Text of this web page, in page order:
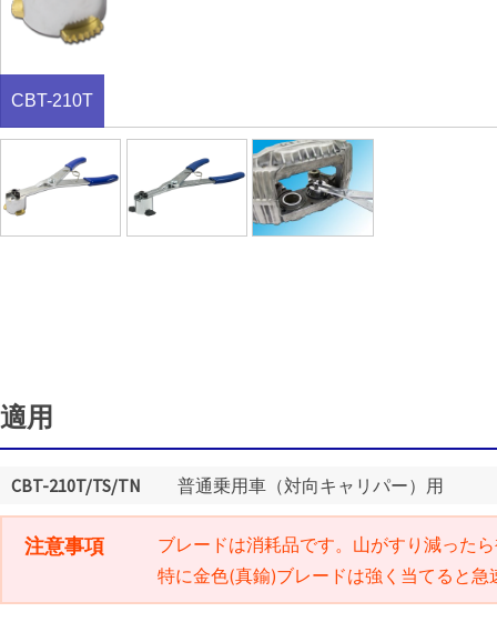
CBT-210T
適用
CBT-210T/TS/TN 普通乗用車（対向キャリパー）用
注意事項
ブレードは消耗品です。山がすり減った
特に金色(真鍮)ブレードは強く当てると急